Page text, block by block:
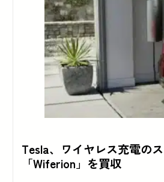
Tesla、ワイヤレス充電の
「Wiferion」を買収